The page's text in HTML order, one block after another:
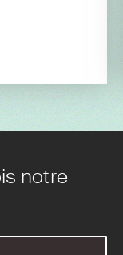
notre